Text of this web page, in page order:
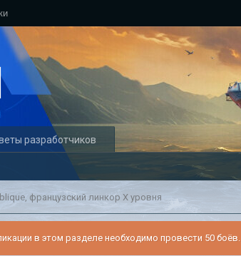
разработчиков
французский линкор Х уровня
в этом разделе необходимо провести 50 боёв.